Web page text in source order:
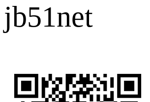
jb51net